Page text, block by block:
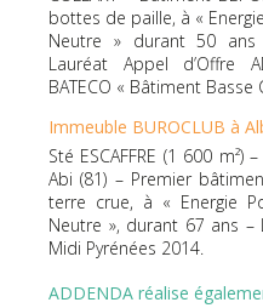
bottes de paille, à «
Neutre » durant 50 ans
Lauréat Appel d’Offre
BATECO « Bâtiment
Immeuble BUROCLUB à
Sté ESCAFFRE (1 600 m²)
Abi (81) – Premier
terre crue, à « Energie
Neutre », durant 67 ans
Midi Pyrénées 2014.
ADDENDA réalise